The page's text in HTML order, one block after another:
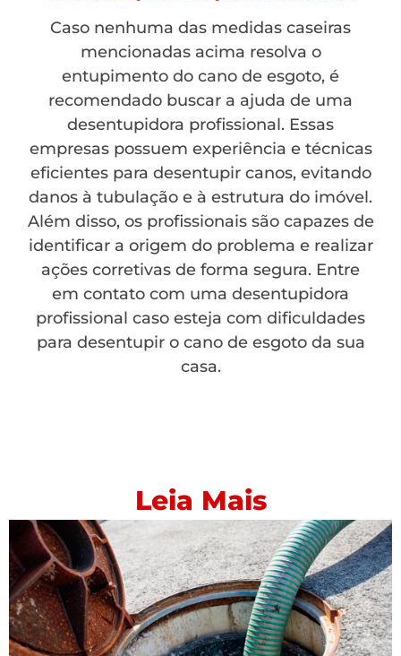
Caso nenhuma das medidas caseiras
mencionadas acima resolva o
entupimento do cano de esgoto, é
recomendado buscar a ajuda de uma
desentupidora profissional. Essas
empresas possuem experiência e técnicas
eficientes para desentupir canos, evitando
danos à tubulação e à estrutura do imóvel.
Além disso, os profissionais são capazes de
identificar a origem do problema e realizar
ações corretivas de forma segura. Entre
em contato com uma desentupidora
profissional caso esteja com dificuldades
para desentupir o cano de esgoto da sua
casa.
Leia Mais